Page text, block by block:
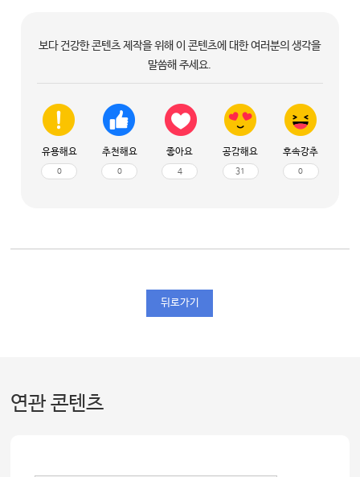
보다 건강한 콘텐츠 제작을 위해 이 콘텐츠에 대한 여러분의 생각을
말씀해 주세요.
유용해요
0
추천해요
0
좋아요
4
공감해요
31
후속강추
0
뒤로가기
연관 콘텐츠